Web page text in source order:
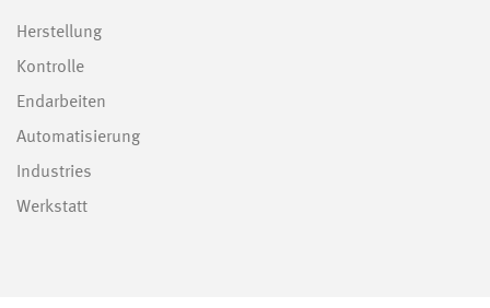
Herstellung
Kontrolle
Endarbeiten
Automatisierung
Industries
Werkstatt